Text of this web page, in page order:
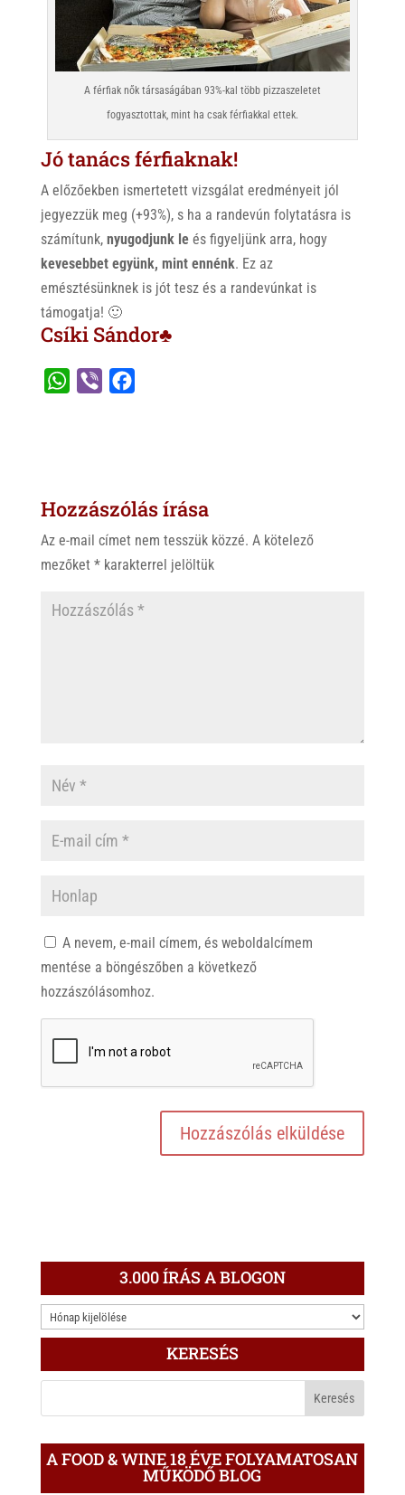
A férfiak nők társaságában 93%-kal több pizzaszeletet
fogyasztottak, mint ha csak férfiakkal ettek.
Jó tanács férfiaknak!
A előzőekben ismertetett vizsgálat eredményeit jól
jegyezzük meg (+93%), s ha a randevún folytatásra is
számítunk, nyugodjunk leés figyeljünk arra, hogy
kevesebbet együnk, mint ennénk. Ez az
emésztésünknek is jót tesz és a randevúnkat is
támogatja! 🙂
Csíki Sándor♣
A
p
o
k
Hozzászólás írása
Az e-mail címet nem tesszük közzé. A kötelező
mezőket *karakterrel jelöltük
A nevem, e-mail címem, és weboldalcímem
mentése a böngészőben a következő
hozzászólásomhoz.
3.000 ÍRÁS A BLOGON
3.000
ÍRÁS
KERESÉS
A FOOD & WINE 18 ÉVE FOLYAMATOSAN
MŰKÖDŐ BLOG